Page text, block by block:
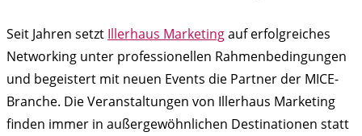
Seit Jahren setzt Illerhaus Marketingauf erfolgreiches
Networking unter professionellen Rahmenbedingungen
und begeistert mit neuen Events die Partner der MICE-
Branche. Die Veranstaltungen von Illerhaus Marketing
finden immer in außergewöhnlichen Destinationen statt